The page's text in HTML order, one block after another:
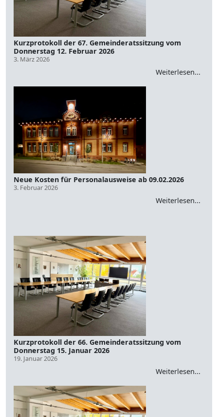
Kurzprotokoll der 67. Gemeinderatssitzung vom
Donnerstag 12. Februar 2026
3. März 2026
Weiterlesen...
Neue Kosten für Personalausweise ab 09.02.2026
3. Februar 2026
Weiterlesen...
Kurzprotokoll der 66. Gemeinderatssitzung vom
Donnerstag 15. Januar 2026
19. Januar 2026
Weiterlesen...